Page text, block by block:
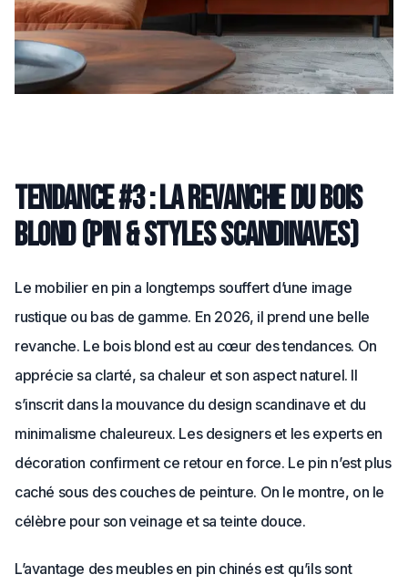
Tendance #3 : la revanche du bois
blond (pin & styles scandinaves)
Le mobilier en pin a longtemps souffert d’une image
rustique ou bas de gamme. En 2026, il prend une belle
revanche. Le bois blond est au cœur des tendances. On
apprécie sa clarté, sa chaleur et son aspect naturel. Il
s’inscrit dans la mouvance du design scandinave et du
minimalisme chaleureux. Les designers et les experts en
décoration confirment ce retour en force. Le pin n’est plus
caché sous des couches de peinture. On le montre, on le
célèbre pour son veinage et sa teinte douce.
L’avantage des meubles en pin chinés est qu’ils sont